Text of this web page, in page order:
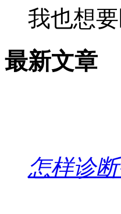
我也想
最新文章
怎样诊